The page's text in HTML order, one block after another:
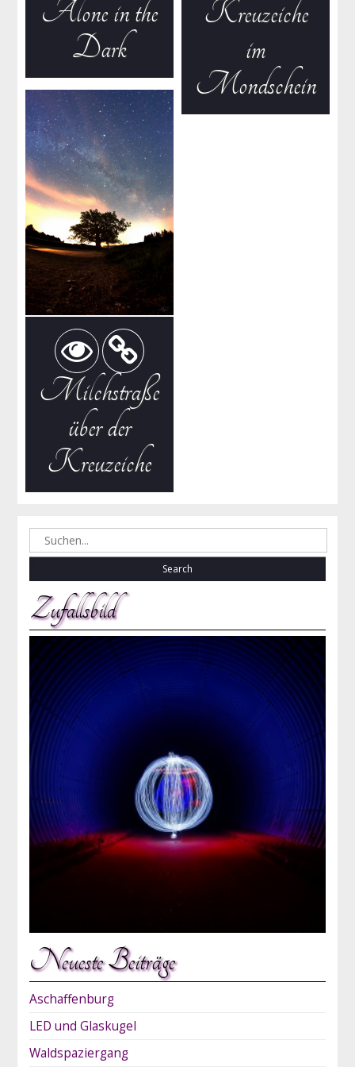
Alone in the
Dark
Kreuzeiche
im
Mondschein
Milchstraße
über der
Kreuzeiche
Search
for:
Zufallsbild
Neueste Beiträge
Aschaffenburg
LED und Glaskugel
Waldspaziergang